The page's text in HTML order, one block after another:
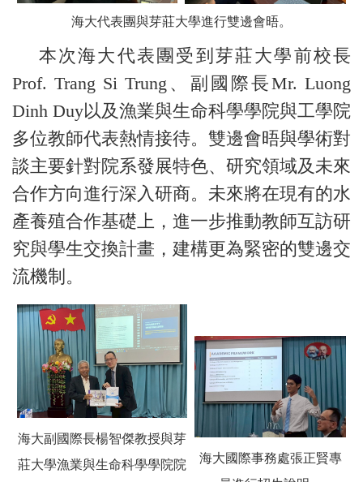
海大代表團與芽莊大學進行雙邊會晤。
本次海大代表團受到芽莊大學前校長
Prof. Trang Si Trung、副國際長Mr. Luong
Dinh Duy以及漁業與生命科學學院與工學院
多位教師代表熱情接待。雙邊會晤與學術對
談主要針對院系發展特色、研究領域及未來
合作方向進行深入研商。未來將在現有的水
產養殖合作基礎上，進一步推動教師互訪研
究與學生交換計畫，建構更為緊密的雙邊交
流機制。
海大副國際長楊智傑教授與芽
莊大學漁業與生命科學學院院
海大國際事務處張正賢專